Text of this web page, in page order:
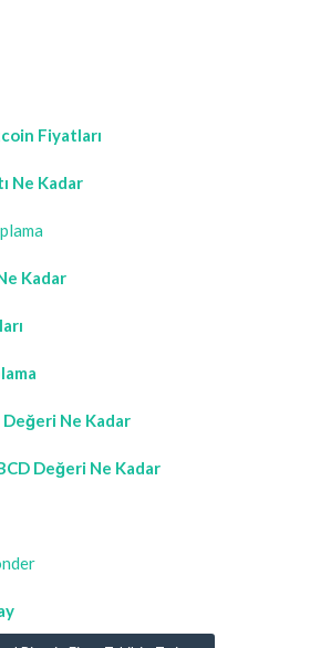
Fiyatları
Ne Kadar
Kadar
Ne Kadar
Değeri Ne Kadar